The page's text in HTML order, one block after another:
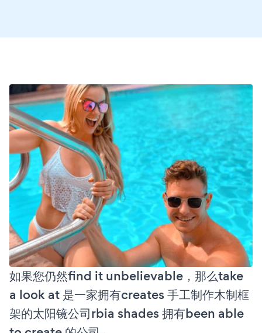
如果您仍然find it unbelievable，那么take
a look at 是一家拥有creates 手工制作木制框
架的太阳镜公司rbia shades 拥有been able